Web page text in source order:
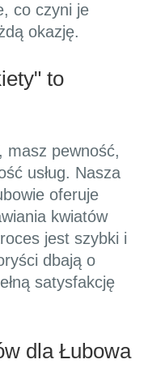
co czyni je
okazję.
to
masz pewność,
usług. Nasza
oferuje
kwiatów
jest szybki i
dbają o
satysfakcję
dla Łubowa